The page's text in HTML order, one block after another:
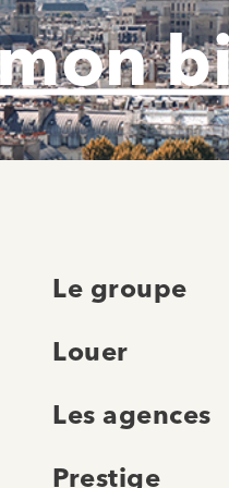
Le groupe
Louer
Les agences
Prestige